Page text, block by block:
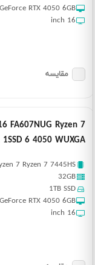
GeForce RTX 4050 6GB
16 inch
مقایسه
FA607NUG Ryzen 7
6 4050 WUXGA
7 Ryzen 7 7445HS
32GB
1TB SSD
GeForce RTX 4050 6GB
16 inch